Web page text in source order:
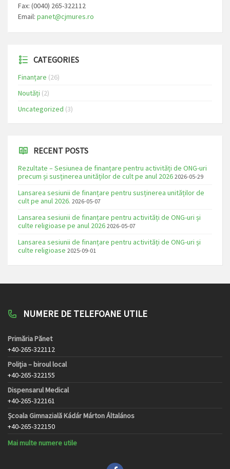
Fax: (0040) 265-322112
Email: panet@cjmures.ro
CATEGORIES
Finanțare (26)
Noutăți (2)
Uncategorized (3)
RECENT POSTS
Rezultate – Sesiunea de finanțare pentru activități de ONG-uri
precum și susținerea unităților de cult pe anul 2026 2026-05-29
Lansarea sesiunii de finanțare pentru susținerea unităților de
cult pe anul 2026. 2026-05-07
Lansarea sesiunii de finanțare pentru activități de ONG-uri și
culte religioase pe anul 2026 2026-05-07
Lansarea sesiunii de finanțare pentru activități de ONG-uri și
culte religioase 2025-09-01
NUMERE DE TELEFOANE UTILE
Primăria Pănet
+40-265-322112
Poliția – biroul local
+40-265-322155
Dispensarul Medical
+40-265-322161
Școala Gimnazială Kádár Márton Általános
+40-265-322150
Mai multe numere utile